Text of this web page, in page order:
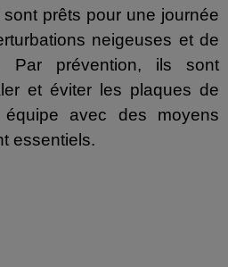
prêts pour une journée
neigeuses et de
Par prévention, ils sont
et éviter les plaques de
avec des moyens
essentiels.